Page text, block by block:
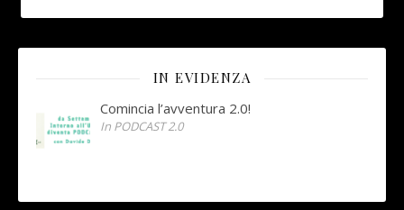
IN EVIDENZA
Comincia l’avventura 2.0!
In PODCAST 2.0